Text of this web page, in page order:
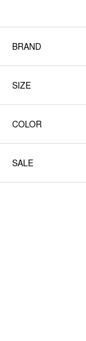
BRAND
SIZE
COLOR
SALE